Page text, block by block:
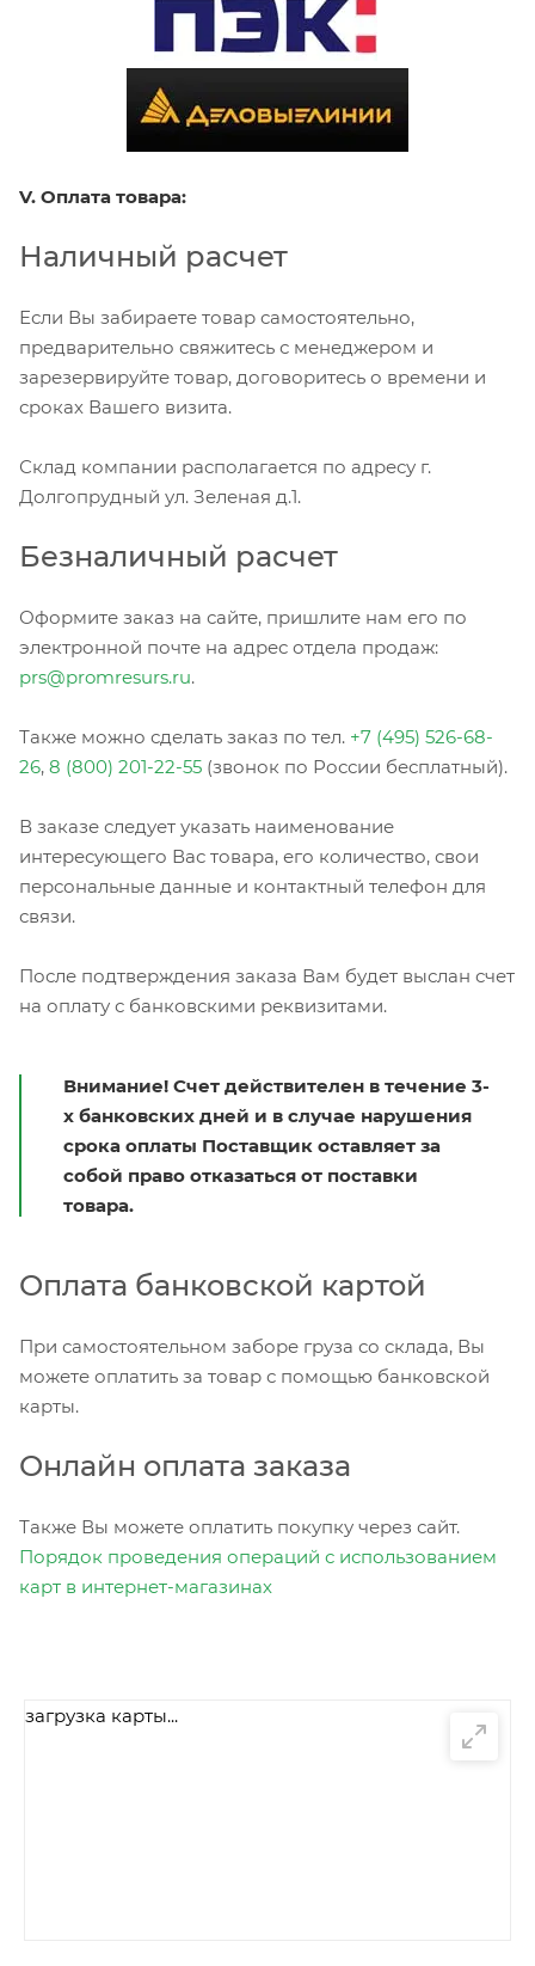
V. Оплата товара:
Наличный расчет
Если Вы забираете товар самостоятельно,
предварительно свяжитесь с менеджером и
зарезервируйте товар, договоритесь о времени и
сроках Вашего визита.
Склад компании располагается по адресу г.
Долгопрудный ул. Зеленая д.1.
Безналичный расчет
Оформите заказ на сайте, пришлите нам его по
электронной почте на адрес отдела продаж:
prs@promresurs.ru.
Также можно сделать заказ по тел. +7 (495) 526-68-
26, 8 (800) 201-22-55 (звонок по России бесплатный).
В заказе следует указать наименование
интересующего Вас товара, его количество, свои
персональные данные и контактный телефон для
связи.
После подтверждения заказа Вам будет выслан счет
на оплату с банковскими реквизитами.
Внимание! Счет действителен в течение 3-
х банковских дней и в случае нарушения
срока оплаты Поставщик оставляет за
собой право отказаться от поставки
товара.
Оплата банковской картой
При самостоятельном заборе груза со склада, Вы
можете оплатить за товар с помощью банковской
карты.
Онлайн оплата заказа
Также Вы можете оплатить покупку через сайт.
Порядок проведения операций с использованием
карт в интернет-магазинах
загрузка карты...